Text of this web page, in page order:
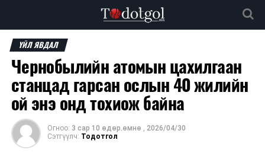
ҮЙЛ ЯВДАЛ
Чернобылийн атомын цахилгаан
станцад гарсан ослын 40 жилийн
ой энэ онд тохиож байна
Огноо: 3 сар 10 өдөр.өмнө , 2026/04/30
Сэтгүүлч: Тодотгол